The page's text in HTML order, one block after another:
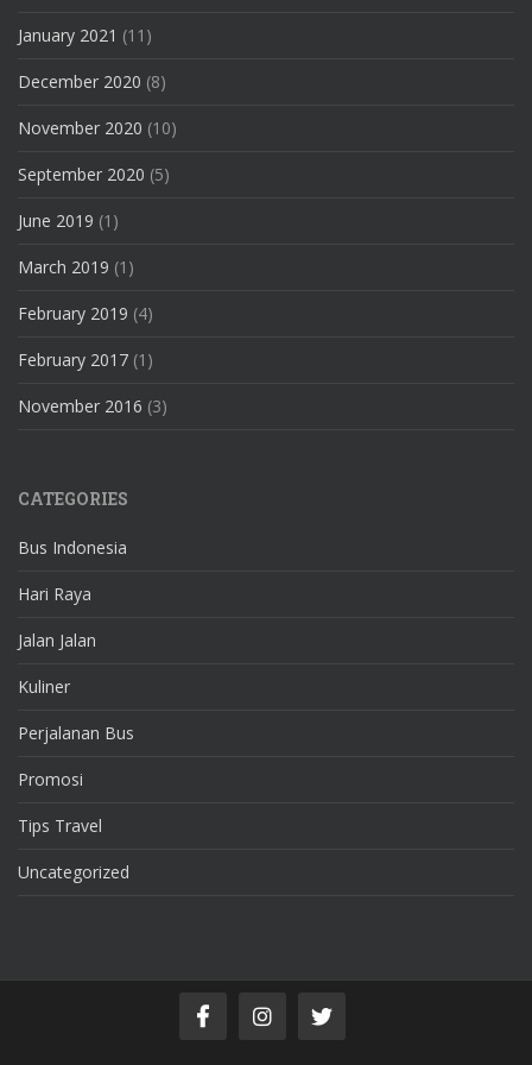
January 2021 (11)
December 2020 (8)
November 2020 (10)
September 2020 (5)
June 2019 (1)
March 2019 (1)
February 2019 (4)
February 2017 (1)
November 2016 (3)
CATEGORIES
Bus Indonesia
Hari Raya
Jalan Jalan
Kuliner
Perjalanan Bus
Promosi
Tips Travel
Uncategorized